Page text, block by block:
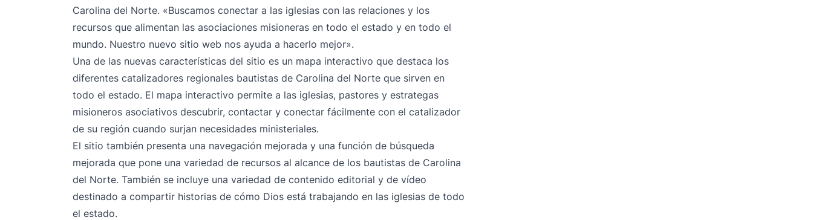
Carolina del Norte. «Buscamos conectar a las iglesias con las relaciones y los
recursos que alimentan las asociaciones misioneras en todo el estado y en todo el
mundo. Nuestro nuevo sitio web nos ayuda a hacerlo mejor».
Una de las nuevas características del sitio es un mapa interactivo que destaca los
diferentes catalizadores regionales bautistas de Carolina del Norte que sirven en
todo el estado. El mapa interactivo permite a las iglesias, pastores y estrategas
misioneros asociativos descubrir, contactar y conectar fácilmente con el catalizador
de su región cuando surjan necesidades ministeriales.
El sitio también presenta una navegación mejorada y una función de búsqueda
mejorada que pone una variedad de recursos al alcance de los bautistas de Carolina
del Norte. También se incluye una variedad de contenido editorial y de vídeo
destinado a compartir historias de cómo Dios está trabajando en las iglesias de todo
el estado.